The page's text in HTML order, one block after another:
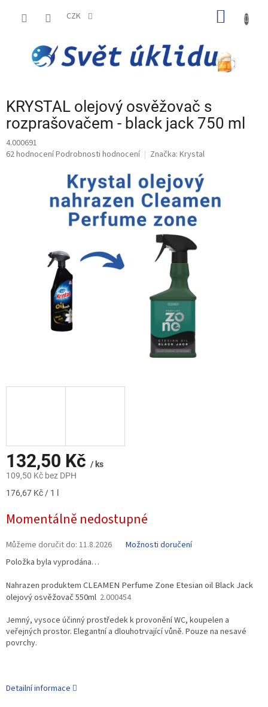
CZK
KRYSTAL olejový osvěžovač s
rozprašovačem - black jack 750 ml
4.000691
Průměrné
62 hodnoceníPodrobnosti hodnocení Značka: Krystal
132,50 Kč / ks
109,50 Kč bez DPH
Měrná
176,67 Kč / 1 l
Momentálně nedostupné
Můžeme doručit do: 11.8.2026
Možnosti doručení
Položka byla vyprodána…
Nahrazen produktem CLEAMEN Perfume Zone Etesian oil Black Jack
olejový osvěžovač 550ml 2.000454
Jemný, vysoce účinný prostředek k provonění WC, koupelen a
veřejných prostor. Elegantní a dlouhotrvající vůně. Pouze na nesavé
povrchy.
Detailní informace